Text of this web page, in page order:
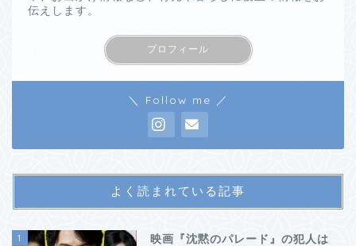
伝えします。
プロフィール
＼ Follow me ／
よく読まれている記事
1
映画『沈黙のパレード』の犯人は